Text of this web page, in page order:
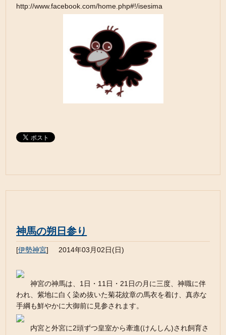
http://www.facebook.com/home.php#!/isesima
神馬の朔日参り
[伊勢神宮] 2014年03月02日(日)
神宮の神馬は、1日・11日・21日の月に三度、神職に伴
われ、紫地に白く染め抜いた菊花紋章の馬衣を着け、真赤な
手綱も鮮やかに大御前に見参されます。
内宮と外宮に2頭ずつ皇室から牽進(けんしん)され飼育さ